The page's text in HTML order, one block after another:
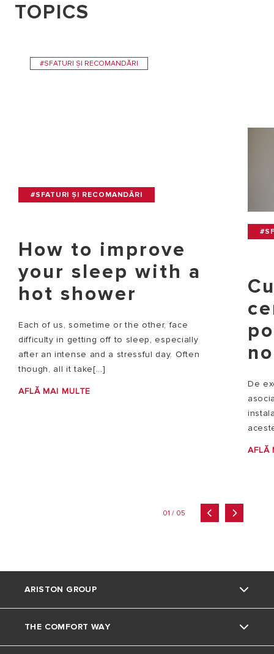
TOPICS
#SFATURI ȘI RECOMANDĂRI
#SFATURI ȘI RECOMANDĂRI
How to improve
your sleep with a
hot shower
Each of us, sometime or the other, face
difficulty in getting off to sleep, especially
after an intense and a stressful day. Often
though, all it take[...]
AFLĂ MAI MULTE
De
AFLĂ
01 / 05
ARISTON GROUP
Despre Noi
THE COMFORT WAY